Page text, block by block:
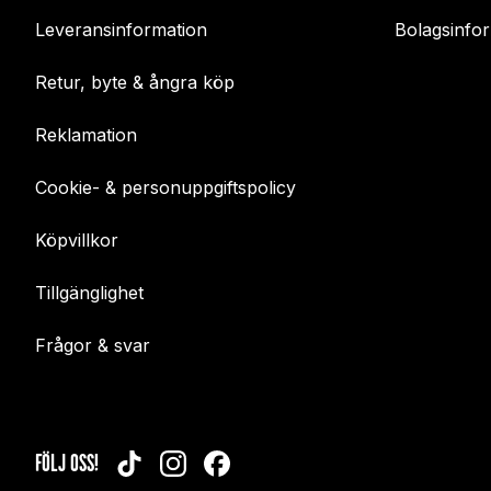
Leveransinformation
Retur, byte & ångra köp
Reklamation
Cookie- & personuppgiftspolicy
Köpvillkor
Tillgänglighet
Frågor & svar
FÖLJ OSS! TIKTOKINSTAGRAMFACEBOOK